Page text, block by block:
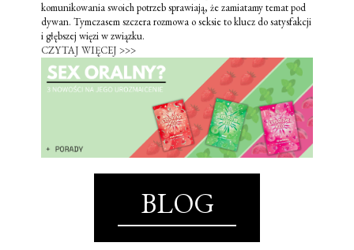
komunikowania swoich potrzeb sprawiają, że zamiatamy temat pod
dywan. Tymczasem szczera rozmowa o seksie to klucz do satysfakcji
i głębszej więzi w związku.
CZYTAJ WIĘCEJ >>>
BLOG